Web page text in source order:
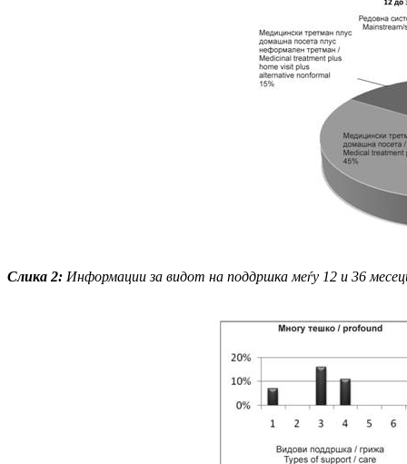
Слика 2: Информации за видот на поддршка меѓу 12 и 36